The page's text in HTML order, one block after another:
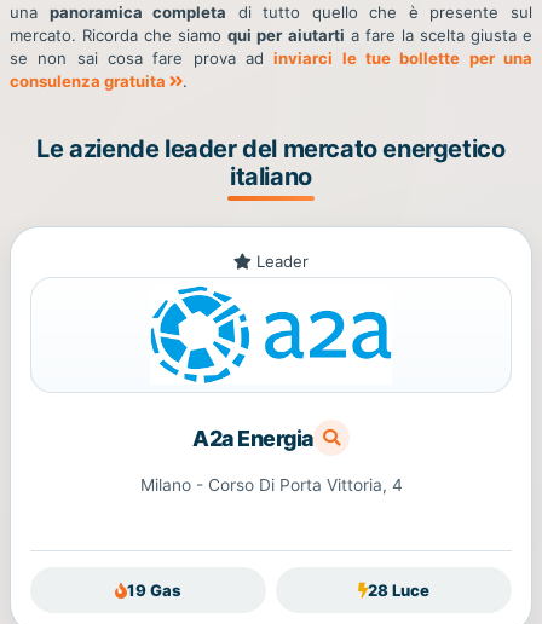
una panoramica completa di tutto quello che è presente sul
mercato. Ricorda che siamoqui per aiutarti a fare la scelta giusta e
se non sai cosa fare prova adinviarci le tue bollette per una
consulenza gratuita
.
Le aziende leader del mercato energetico
italiano
Leader
A2a Energia
Milano - Corso Di Porta Vittoria, 4
19 Gas 28 Luce